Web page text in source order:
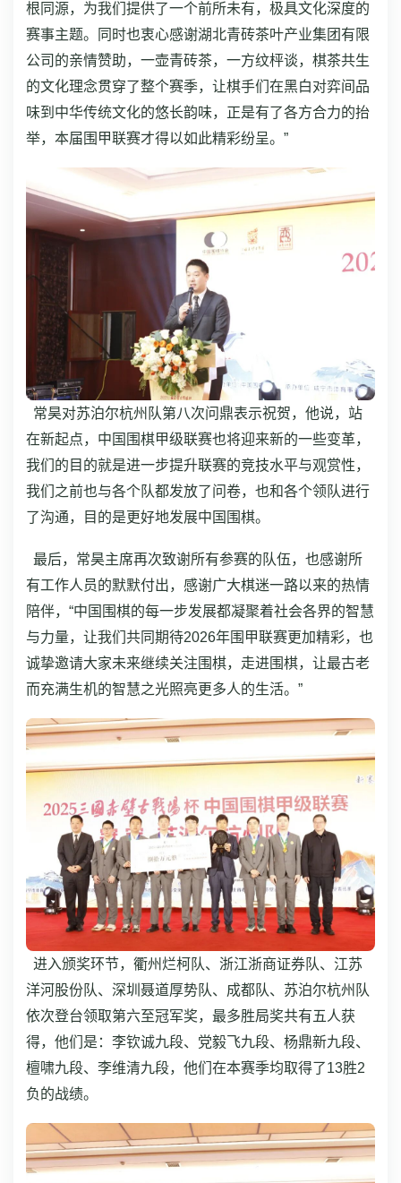
根同源，为我们提供了一个前所未有，极具文化深度的
赛事主题。同时也衷心感谢湖北青砖茶叶产业集团有限
公司的亲情赞助，一壶青砖茶，一方纹枰谈，棋茶共生
的文化理念贯穿了整个赛季，让棋手们在黑白对弈间品
味到中华传统文化的悠长韵味，正是有了各方合力的抬
举，本届围甲联赛才得以如此精彩纷呈。”
常昊对苏泊尔杭州队第八次问鼎表示祝贺，他说，站
在新起点，中国围棋甲级联赛也将迎来新的一些变革，
我们的目的就是进一步提升联赛的竞技水平与观赏性，
我们之前也与各个队都发放了问卷，也和各个领队进行
了沟通，目的是更好地发展中国围棋。
最后，常昊主席再次致谢所有参赛的队伍，也感谢所
有工作人员的默默付出，感谢广大棋迷一路以来的热情
陪伴，“中国围棋的每一步发展都凝聚着社会各界的智慧
与力量，让我们共同期待2026年围甲联赛更加精彩，也
诚挚邀请大家未来继续关注围棋，走进围棋，让最古老
而充满生机的智慧之光照亮更多人的生活。”
进入颁奖环节，衢州烂柯队、浙江浙商证券队、江苏
洋河股份队、深圳聂道厚势队、成都队、苏泊尔杭州队
依次登台领取第六至冠军奖，最多胜局奖共有五人获
得，他们是：李钦诚九段、党毅飞九段、杨鼎新九段、
檀啸九段、李维清九段，他们在本赛季均取得了13胜2
负的战绩。